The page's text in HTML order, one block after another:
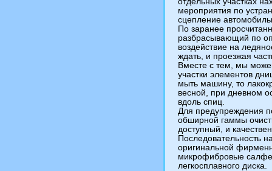
мероприятия по
сцепление
По заранее
разбрасывающий по
воздействие на
ждать, и проезжая
Вместе с тем, мы
участки элементов
мыть машину, то
весной, при дневном
вдоль спиц.
Для предупреждения
обширной гаммы
доступный, и
Последовательность
оригинальной
микрофибровые
легкосплавного диска.